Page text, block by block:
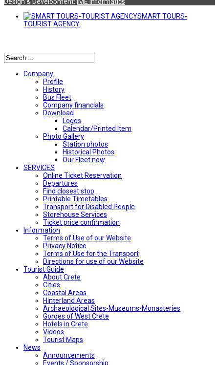
SMART TOURS-
TOURIST AGENCY
Company
Profile
History
Bus Fleet
Company financials
Download
Logos
Calendar/Printed Item
Photo Gallery
Station photos
Historical Photos
Our Fleet now
SERVICES
Online Ticket Reservation
Departures
Find closest stop
Printable Timetables
Transport for Disabled People
Storehouse Services
Ticket price confirmation
Ιnformation
Terms of Use of our Website
Privacy Notice
Terms of Use for the Transport
Directions for use of our Website
Tourist Guide
About Crete
Cities
Coastal Areas
Hinterland Areas
Archaeological Sites-Museums-Monasteries
Gorges of West Crete
Hotels in Crete
Videos
Tourist Maps
News
Announcements
Events / Sponsorship